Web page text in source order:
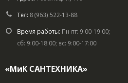
Тел: 8 (963) 522-13-88
Время работы: Пн-пт: 9.00-19.00;
сб: 9:00-18:00; вс: 9:00-17:00
«МиК САНТЕХНИКА»